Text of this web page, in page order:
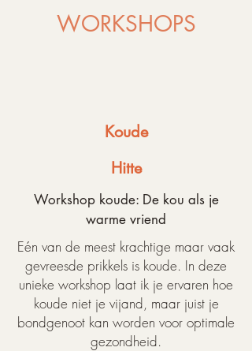
WORKSHOPS
Koude
Hitte
Workshop koude: De kou als je
warme vriend
Eén van de meest krachtige maar vaak
gevreesde prikkels is koude. In deze
unieke workshop laat ik je ervaren hoe
koude niet je vijand, maar juist je
bondgenoot kan worden voor optimale
gezondheid.